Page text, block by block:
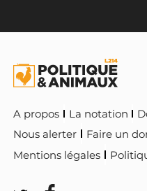
A propos La notation
Nous alerter
Faire un
Mentions légales